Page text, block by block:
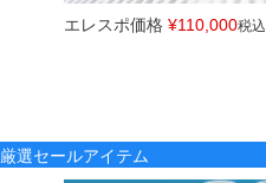
エレスポ価格 ¥110,000税込
厳選セールアイテム